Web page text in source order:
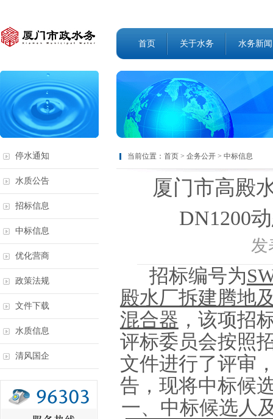
首页 关于水务 水务新闻
停水通知
水质公告
招标信息
中标信息
优化营商
政策法规
文件下载
水质信息
清风国企
当前位置： 首页 > 企务公开 > 中标信息
厦门市高殿
DN1200
发
招标编号为
殿水厂拆建腾地
混合器 ，该项招
评标委员会按照
文件进行了评审
告，现将中标候
一、中标候选人